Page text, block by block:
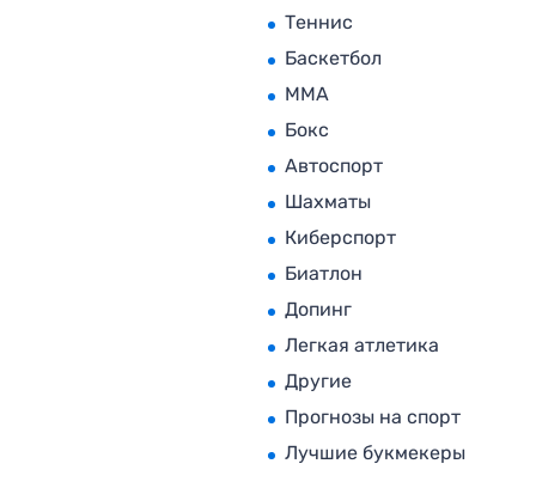
Теннис
Баскетбол
MMA
Бокс
Автоспорт
Шахматы
Киберспорт
Биатлон
Допинг
Легкая атлетика
Другие
Прогнозы на спорт
Лучшие букмекеры